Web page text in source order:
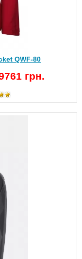
QWF-80
грн.